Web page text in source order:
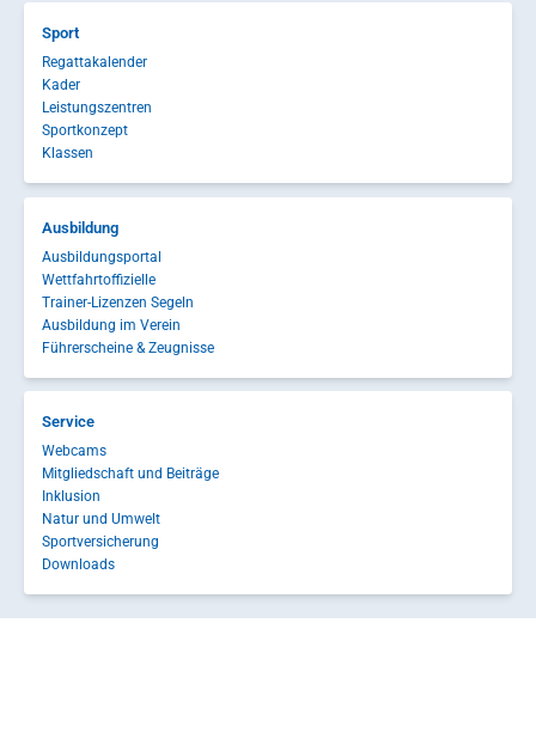
Sport
Regattakalender
Kader
Leistungszentren
Sportkonzept
Klassen
Ausbildung
Ausbildungsportal
Wettfahrtoffizielle
Trainer-Lizenzen Segeln
Ausbildung im Verein
Führerscheine & Zeugnisse
Service
Webcams
Mitgliedschaft und Beiträge
Inklusion
Natur und Umwelt
Sportversicherung
Downloads